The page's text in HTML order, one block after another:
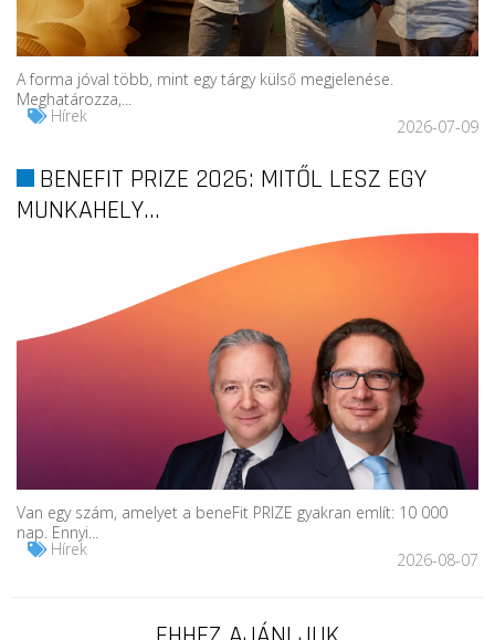
A forma jóval több, mint egy tárgy külső megjelenése.
Meghatározza,...
Hírek
2026-07-09
BENEFIT PRIZE 2026: MITŐL LESZ EGY
MUNKAHELY...
Van egy szám, amelyet a beneFit PRIZE gyakran említ: 10 000
nap. Ennyi...
Hírek
2026-08-07